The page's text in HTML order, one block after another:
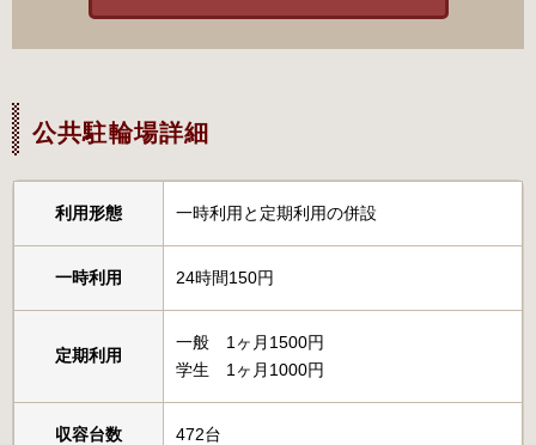
公共駐輪場詳細
利用形態 一時利用と定期利用の併設
一時利用 24時間150円
定期利用
一般 1ヶ月1500円
学生 1ヶ月1000円
収容台数 472台